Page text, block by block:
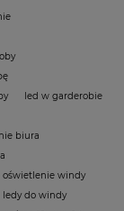
led w garderobie
biura
oświetlenie windy
ledy do windy